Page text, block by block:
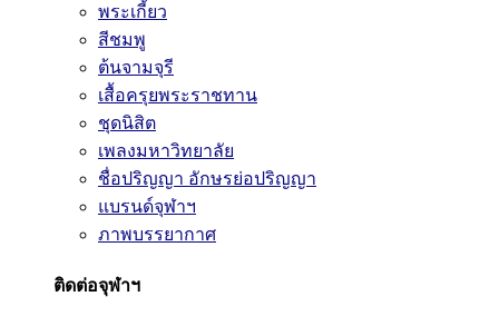
พระเกี้ยว
สีชมพู
ต้นจามจุรี
เสื้อครุยพระราชทาน
ชุดนิสิต
เพลงมหาวิทยาลัย
ชื่อปริญญา อักษรย่อปริญญา
แบรนด์จุฬาฯ
ภาพบรรยากาศ
ติดต่อจุฬาฯ